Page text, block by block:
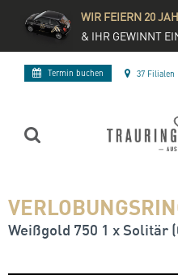
WIR FEIERN 20
& IHR GEWINNT
Termin buchen 37 Filialen
Weißgold 750 1 x Solitär